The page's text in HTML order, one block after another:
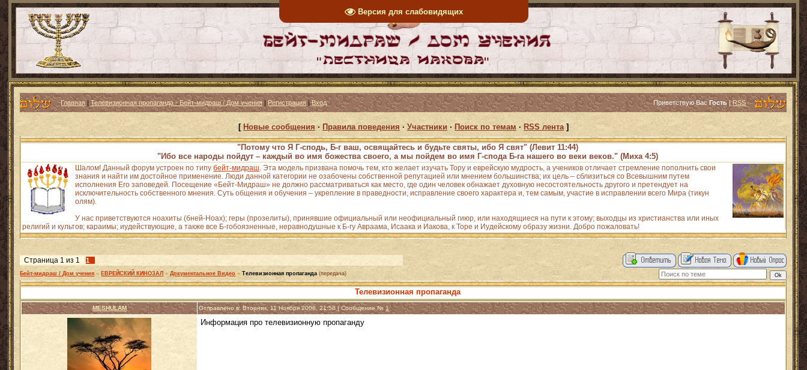
Версия для слабовидящих
Главная|Телевизионная пропаганда - Бейт-мидраш / Дом учения| Регистрация|Вход Приветствую Вас Гость|RSS
[ Новые сообщения · Правила поведения · Участники· Поиск по темам · RSS лента]
"Потому что Я Г-сподь, Б-г ваш, освящайтесь и будьте святы, ибо Я свят" (Левит 11:44)
"Ибо все народы пойдут – каждый во имя божества своего, а мы пойдем во имя Г-спода Б-га нашего во веки веков." (Миха 4:5)
Шалом! Данный форум устроен по типубейт-мидраш. Эта модель призвана помочь тем, кто желает изучать Тору и еврейскую мудрость, а учеников отличает стремление пополнить свои
знания и найти им достойное применение. Люди данной категории не озабочены собственной репутацией или мнением большинства; их цель – сблизиться со Всевышним путем
исполнения Его заповедей. Посещение «Бейт-Мидраш» не должно рассматриваться как место, где один человек обнажает духовную несостоятельность другого и претендует на
исключительность собственного мнения. Суть общения и обучения – укрепление в праведности, исправление своего характера и, тем самым, участие в исправлении всего Мира (тикун
олям).
У нас приветствуются ноахиты (бней-Ноах); геры (прозелиты), принявшие официальный или неофициальный гиюр, или находящиеся на пути к этому; выходцы из христианства или иных
религий и культов; караимы; иудействующие, а также все Б-гобоязненные, неравнодушные к Б-гу Авраама, Исаака и Иакова, к Торе и Иудейскому образу жизни. Добро пожаловать!
Страница 1 из 1 1
Бейт-мидраш / Дом учения » ЕВРЕЙСКИЙ КИНОЗАЛ » Документальное Видео » Телевизионная пропаганда (передача)
Телевизионная пропаганда
MESHULAM Отправлено в: Вторник, 11 Ноября 2008, 21:58 | Сообщение № 1
Информация про телевизионную пропаганду